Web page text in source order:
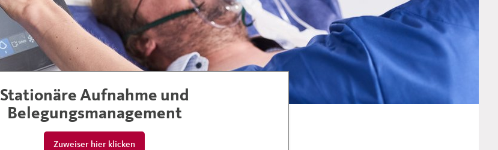
Stationäre Aufnahme und
Belegungsmanagement
Zuweiser hier klicken